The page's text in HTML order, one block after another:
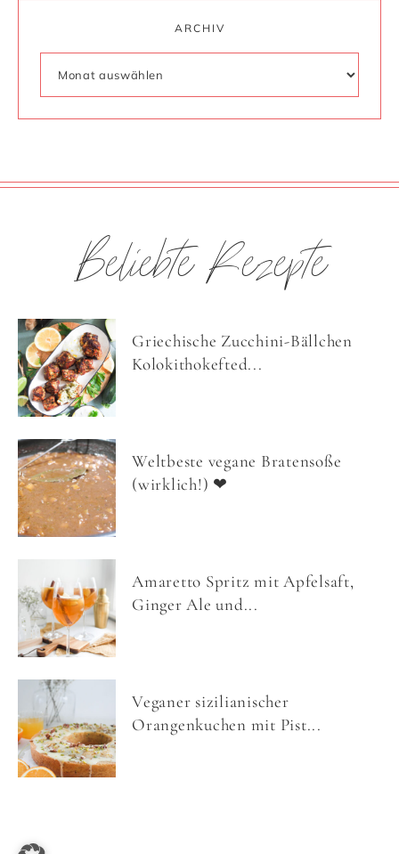
ARCHIV
Beliebte Rezepte
Griechische Zucchini-Bällchen
Kolokithokefted...
Weltbeste vegane Bratensoße
(wirklich!) ❤
Amaretto Spritz mit Apfelsaft,
Ginger Ale und...
Veganer sizilianischer
Orangenkuchen mit Pist...